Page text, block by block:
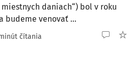
daniach“) bol v roku
budeme venovať ...
čítania